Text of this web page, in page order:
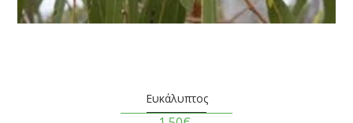
Ευκάλυπτος